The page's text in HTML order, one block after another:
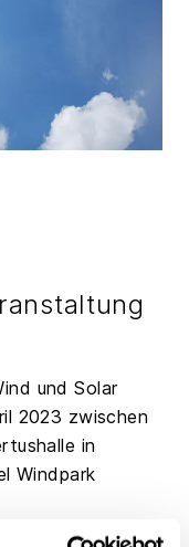
und Solar
2023 zwischen
in
Windpark